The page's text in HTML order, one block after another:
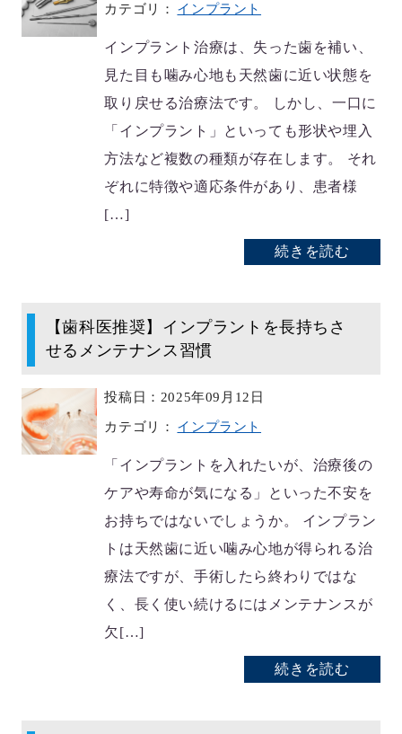
カテゴリ： インプラント
インプラント治療は、失った歯を補い、
見た目も噛み心地も天然歯に近い状態を
取り戻せる治療法です。 しかし、一口に
「インプラント」といっても形状や埋入
方法など複数の種類が存在します。 それ
ぞれに特徴や適応条件があり、患者様
[…]
続きを読む
【歯科医推奨】インプラントを長持ちさ
せるメンテナンス習慣
投稿日：2025年09月12日
カテゴリ： インプラント
「インプラントを入れたいが、治療後の
ケアや寿命が気になる」といった不安を
お持ちではないでしょうか。 インプラン
トは天然歯に近い噛み心地が得られる治
療法ですが、手術したら終わりではな
く、長く使い続けるにはメンテナンスが
欠[…]
続きを読む